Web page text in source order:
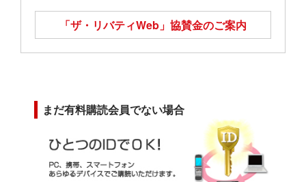
「ザ・リバティWeb」 協賛金のご案内
まだ有料購読会員でない場合